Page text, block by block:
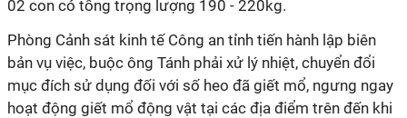
02 con có tổng trọng lượng 190 - 220kg.
Phòng Cảnh sát kinh tế Công an tỉnh tiến hành lập biên
bản vụ việc, buộc ông Tánh phải xử lý nhiệt, chuyển đổi
mục đích sử dụng đối với số heo đã giết mổ, ngưng ngay
hoạt động giết mổ động vật tại các địa điểm trên đến khi